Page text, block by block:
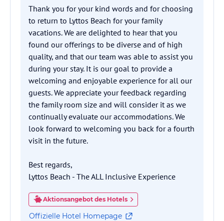
Thank you for your kind words and for choosing
to return to Lyttos Beach for your family
vacations. We are delighted to hear that you
found our offerings to be diverse and of high
quality, and that our team was able to assist you
during your stay. It is our goal to provide a
welcoming and enjoyable experience for all our
guests. We appreciate your feedback regarding
the family room size and will consider it as we
continually evaluate our accommodations. We
look forward to welcoming you back for a fourth
visit in the future.
Best regards,
Lyttos Beach - The ALL Inclusive Experience
Aktionsangebot des Hotels
Offizielle Hotel Homepage